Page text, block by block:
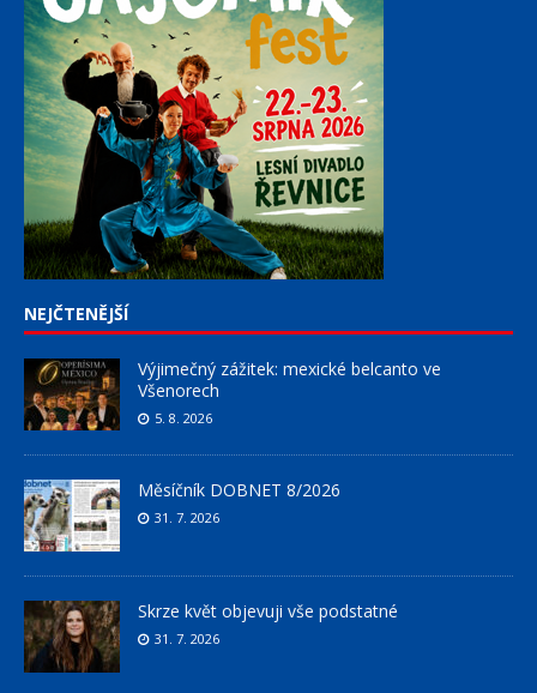
NEJČTENĚJŠÍ
Výjimečný zážitek: mexické belcanto ve
Všenorech
5. 8. 2026
Měsíčník DOBNET 8/2026
31. 7. 2026
Skrze květ objevuji vše podstatné
31. 7. 2026